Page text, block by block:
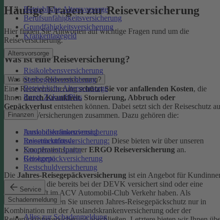
Betriebliche Altersvorsorge
Berufsunfähigkeitsversicherung
Grundfähigkeitsversicherung
Krankentagegeld
Altersvorsorge
Risikolebensversicherung
Sterbegeldversicherung
Betriebliche Altersvorsorge
Rente ZukunftPlus
Finanzen
Immobilienfinanzierung
Investmentfonds
SmartInvest Junior
Girokonto
Restschuldversicherung
Service
Schadenmeldung
Alles zur Schadenmeldung
Häufige Fragen zur Reiseversicherung
Hier finden Sie Antworten auf wichtige Fragen rund um die
Reiseversicherung.
Was ist eine Reiseversicherung?
Was ist eine Reiseversicherung?
Eine Reiseversicherungschützt Sie vor anfallenden Kosten, die
Ihnen durch Krankheit, Stornierung, Abbruch oder
Gepäckverlust entstehen können. Dabei setzt sich der Reiseschutz
mehreren Versicherungen zusammen. Dazu gehören die:
Auslandskrankenversicherung
Reiserücktrittsversicherung: Diese bieten wir über unseren
Kooperationspartner ERGO Reiseversicherung an.
Reisegepäckversicherung
Die Jahres-Reisegepäckversicherung ist ein Angebot für
und Kunden, die bereits bei der DEVK versichert sind oder eine
Mitgliedschaft im ACV Automobil-Club Verkehr haben. Als
Neukund:in können Sie unseren Jahres-Reisegepäckschutz nur in
Kombination mit der Auslandskrankenversicherung oder der